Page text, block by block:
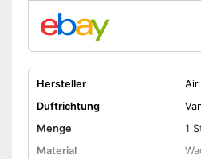
Hersteller
Air
Duftrichtung
Menge
1
Material